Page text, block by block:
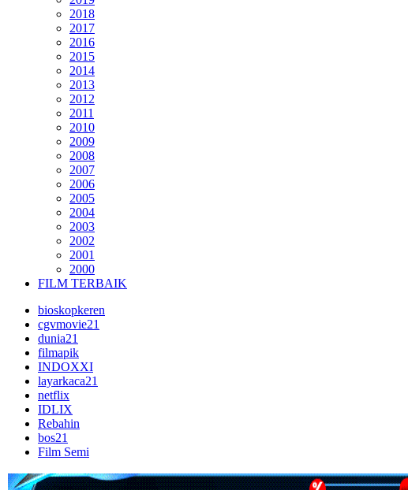
2018
2017
2016
2015
2014
2013
2012
2011
2010
2009
2008
2007
2006
2005
2004
2003
2002
2001
2000
FILM TERBAIK
bioskopkeren
cgvmovie21
dunia21
filmapik
INDOXXI
layarkaca21
netflix
IDLIX
Rebahin
bos21
Film Semi